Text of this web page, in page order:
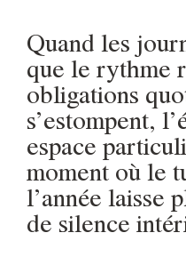
Quand les
que le rythme
obligations
s’estompent,
espace
moment où le
l’année laisse
de silence